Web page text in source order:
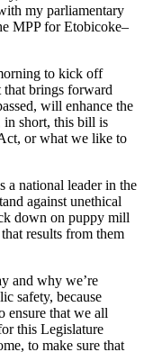
my parliamentary
MPP for Etobicoke–
to kick off
brings forward
will enhance the
in short, this bill is
or what we like to
a national leader in the
against unethical
down on puppy mill
results from them
and why we’re
safety, because
ensure that we all
this Legislature
to make sure that